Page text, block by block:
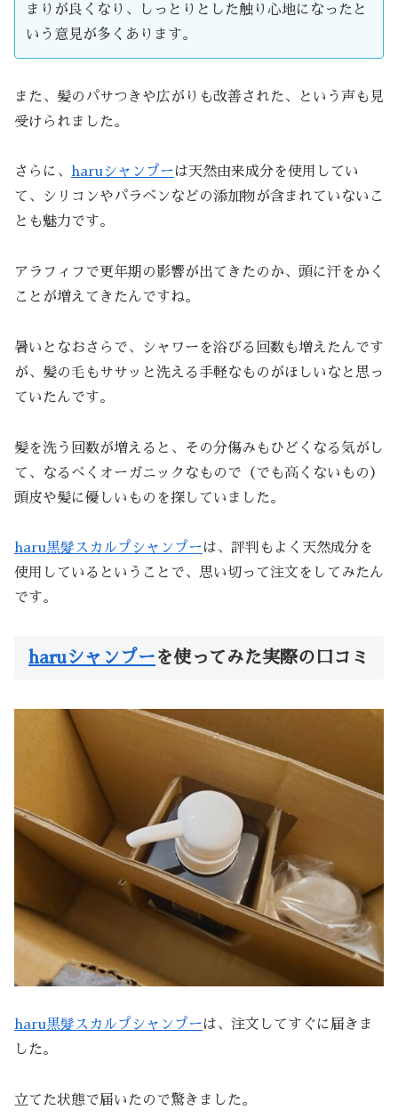
まりが良くなり、しっとりとした触り心地になったと
いう意見が多くあります。
また、髪のパサつきや広がりも改善された、という声も見
受けられました。
さらに、 haruシャンプーは天然由来成分を使用してい
て、シリコンやパラベンなどの添加物が含まれていないこ
とも魅力です。
アラフィフで更年期の影響が出てきたのか、頭に汗をかく
ことが増えてきたんですね。
暑いとなおさらで、シャワーを浴びる回数も増えたんです
が、髪の毛もササッと洗える手軽なものがほしいなと思っ
ていたんです。
髪を洗う回数が増えると、その分傷みもひどくなる気がし
て、なるべくオーガニックなもので（でも高くないもの）
頭皮や髪に優しいものを探していました。
haru黒髮スカルプシャンプーは、評判もよく天然成分を
使用しているということで、思い切って注文をしてみたん
です。
haruシャンプー を使ってみた実際の口コミ
haru黒髮スカルプシャンプーは、注文してすぐに届きま
した。
立てた状態で届いたので驚きました。